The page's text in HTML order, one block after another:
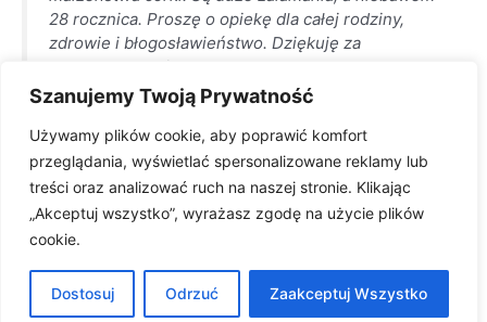
Szanujemy Twoją Prywatność
Używamy plików cookie, aby poprawić komfort
przeglądania, wyświetlać spersonalizowane reklamy lub
treści oraz analizować ruch na naszej stronie. Klikając
„Akceptuj wszystko”, wyrażasz zgodę na użycie plików
cookie.
Dostosuj Odrzuć Zaakceptuj Wszystko
28 rocznica. Proszę o opiekę dla całej rodziny,
zdrowie i błogosławieństwo. Dziękuję za
otrzymane łaski.
Alina
Miłosierny Panie Jezu, okaż mojej rodzinie
miłosierdzie i moc błogosławieństw na całe nasze